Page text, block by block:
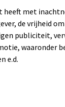
heeft met
de vrijheid
publiciteit,
waaronder
e.d.